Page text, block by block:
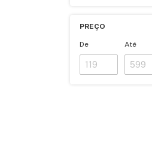
PREÇO
De Até